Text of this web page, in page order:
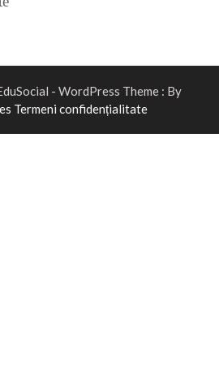
- WordPress Theme : By
Termeni confidențialitate